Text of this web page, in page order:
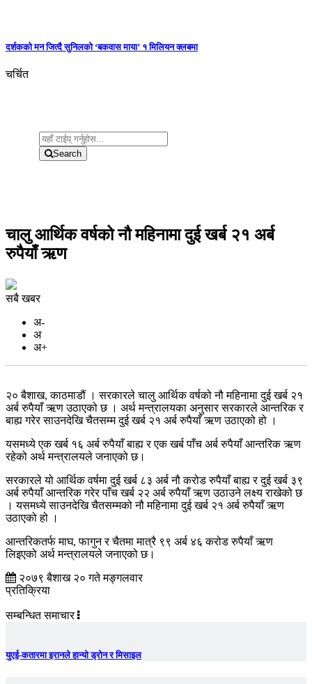
दर्शकको मन जित्दै सुनिलको ‘बकवास माया’ १ मिलियन क्लबमा
चर्चित
Search
चालु आर्थिक वर्षको नौ महिनामा दुई खर्ब २१ अर्ब
रुपैयाँ ऋण
सबै खबर
अ-
अ
अ+
२० बैशाख, काठमाडौं । सरकारले चालु आर्थिक वर्षको नौ महिनामा दुई खर्ब २१
अर्ब रुपैयाँ ऋण उठाएको छ । अर्थ मन्त्रालयका अनुसार सरकारले आन्तरिक र
बाह्य गरेर साउनदेखि चैतसम्म दुई खर्ब २१ अर्ब रुपैयाँ ऋण उठाएको हो ।
यसमध्ये एक खर्ब १६ अर्ब रुपैयाँ बाह्य र एक खर्ब पाँच अर्ब रुपैयाँ आन्तरिक ऋण
रहेको अर्थ मन्त्रालयले जनाएको छ।
सरकारले यो आर्थिक वर्षमा दुई खर्ब ८३ अर्ब नौ करोड रुपैयाँ बाह्य र दुई खर्ब ३९
अर्ब रुपैयाँ आन्तरिक गरेर पाँच खर्ब २२ अर्ब रुपैयाँ ऋण उठाउने लक्ष्य राखेको छ
। यसमध्ये साउनदेखि चैतसम्मको नौ महिनामा दुई खर्ब २१ अर्ब रुपैयाँ ऋण
उठाएको हो ।
आन्तरिकतर्फ माघ, फागुन र चैतमा मात्रै ९९ अर्ब ४६ करोड रुपैयाँ ऋण
लिइएको अर्थ मन्त्रालयले जनाएको छ।
२०७९ बैशाख २० गते मङ्गलवार
प्रतिक्रिया
सम्बन्धित समाचार
युएई-कतारमा इरानले हान्यो ड्रोन र मिसाइल